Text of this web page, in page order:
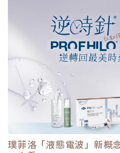
胞：幫助恢復皮下組織的飽滿感，
種關鍵結構蛋白：包括 I 型、III
力蛋白。這種全方位的重塑效
這就是為什麼它被暱稱為「液
Profhilo 是靠「生物分子信號
能量儀器的客戶來說，這是一
學：BAP 五點拉提點位解析施
的 BAP（Bio Aesthetic Points
管、精準對準臉部支撐結構的
地方，需離眼睛外側至少 2 公
撐力。 [2] 鼻翼與瞳孔垂直線交
孔中線畫垂直線，兩線交交叉
部。 [3] 耳廓下前緣： 位於耳
輪廓、強化下頷線條的關鍵。
處畫垂直線，再向唇角方向移
垂。 [5] 下顎角前緣： 位於下
的鬆弛組織，讓下顎線條清晰
@aclinichttps://lin.ee/
clinic.com/▼詢問皮膚大小事
事https://answer-
FBhttps://
IGhttps://
形醫美體塑學苑https://
IGhttps://
址：臺北市大安區安和路一段
璞菲洛「液態電波」新概